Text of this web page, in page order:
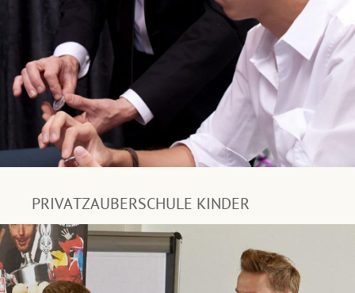
PRIVATZAUBERSCHULE KINDER